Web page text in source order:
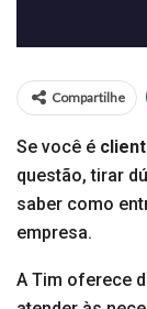
Compartilhe
Se você é
questão, tirar
saber como
empresa.
A Tim oferece